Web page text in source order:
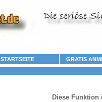
STARTSEITE GRATIS
Diese